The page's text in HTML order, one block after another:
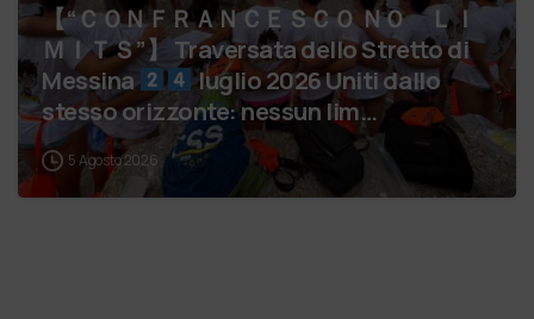
【 “ＣＯＮＦＲＡＮＣＥＳＣＯ ＮＯ ＬＩ
ＭＩＴＳ”】 Traversata dello Stretto di
Messina
luglio 2026 Uniti dallo
stesso orizzonte: nessun lim…
5 Agosto 2026